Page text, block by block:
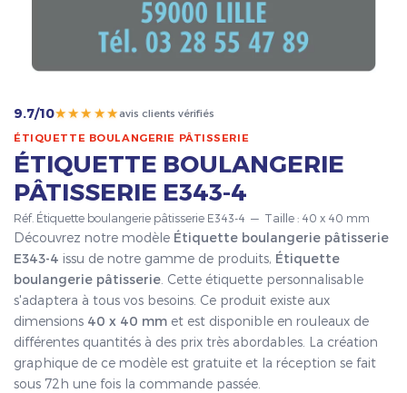
9.7/10★★★★★avis clients vérifiés
ÉTIQUETTE BOULANGERIE PÂTISSERIE
ÉTIQUETTE BOULANGERIE
PÂTISSERIE E343-4
Réf. Étiquette boulangerie pâtisserie E343-4 — Taille : 40 x 40 mm
Découvrez notre modèle Étiquette boulangerie pâtisserie
E343-4 issu de notre gamme de produits, Étiquette
boulangerie pâtisserie . Cette étiquette personnalisable
s'adaptera à tous vos besoins. Ce produit existe aux
dimensions 40 x 40 mm et est disponible en rouleaux de
différentes quantités à des prix très abordables. La création
graphique de ce modèle est gratuite et la réception se fait
sous 72h une fois la commande passée.